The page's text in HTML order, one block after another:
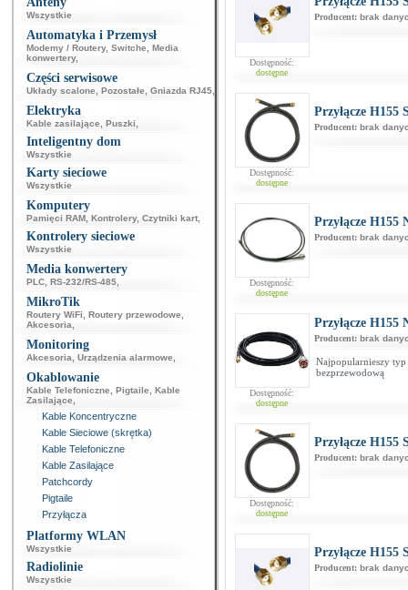
Wszystkie
Automatyka i Przemysł
Modemy / Routery, Switche
Media
konwertery,
Części serwisowe
Układy scalone Pozostałe Gniazda RJ45
Elektryka
Kable zasilające Puszki
Inteligentny dom
Wszystkie
Karty sieciowe
Wszystkie
Komputery
Pamięci RAM Kontrolery, Czytniki kart
Kontrolery sieciowe
Wszystkie
Media konwertery
PLC RS-232/RS-485
MikroTik
Routery WiFi Routery przewodowe
Akcesoria
Monitoring
Akcesoria Urządzenia alarmowe
Okablowanie
Kable Telefoniczne Pigtaile
Kable
Zasilające
Kable Koncentryczne
Kable Sieciowe (skrętka)
Kable Telefoniczne
Kable Zasilające
Patchcordy
Pigtaile
Przyłącza
Platformy WLAN
Wszystkie
Radiolinie
Wszystkie
Dostępność:
dostępne
Producent: brak
Dostępność:
dostępne
Przyłącze
Producent: brak
Dostępność:
dostępne
Przyłącze
Producent: brak
Dostępność:
dostępne
Przyłącze
Producent: brak
Najpopularnieszy typ
bezprzewodową
Dostępność:
dostępne
Przyłącze
Producent: brak
Przyłącze
Producent: brak